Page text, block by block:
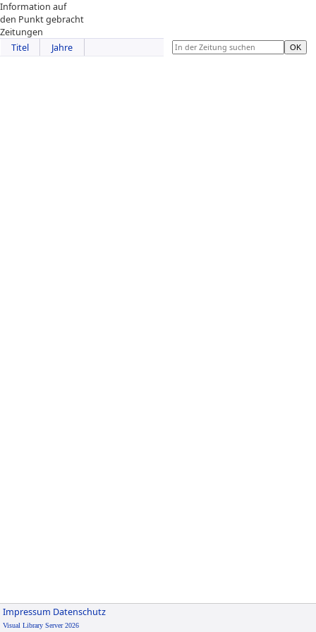
Information auf
den Punkt gebracht
Zeitungen
Titel
Jahre
Impressum Datenschutz
Visual Library Server 2026